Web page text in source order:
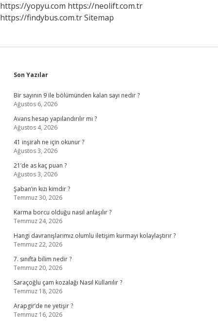
https://yopyu.com https://neolift.com.tr
https://findybus.com.trSitemap
Sidebar
Son Yazılar
Bir sayının 9 ile bölümünden kalan sayı nedir ?
Ağustos 6, 2026
Avans hesap yapılandırılır mı ?
Ağustos 4, 2026
41 inşirah ne için okunur ?
Ağustos 3, 2026
21’de as kaç puan ?
Ağustos 3, 2026
Şaban’ın kızı kimdir ?
Temmuz 30, 2026
Karma borcu olduğu nasıl anlaşılır ?
Temmuz 24, 2026
Hangi davranışlarımız olumlu iletişim kurmayı kolaylaştırır ?
Temmuz 22, 2026
7. sınıfta bilim nedir ?
Temmuz 20, 2026
Saraçoğlu çam kozalağı Nasıl Kullanılır ?
Temmuz 18, 2026
Arapgir’de ne yetişir ?
Temmuz 16, 2026